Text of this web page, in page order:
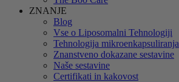
ZNANJE
Blog
Vse o Liposomalni Tehnologiji
Tehnologija mikroenkapsuliranja
Znanstveno dokazane sestavine
Naše sestavine
Certifikati in kakovost